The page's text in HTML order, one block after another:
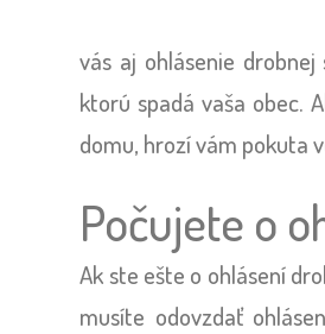
vás aj ohlásenie
ktorú spadá vaša obec.
domu, hrozí vám pokuta
Počujete o
Ak ste ešte o ohlásení
musíte odovzdať